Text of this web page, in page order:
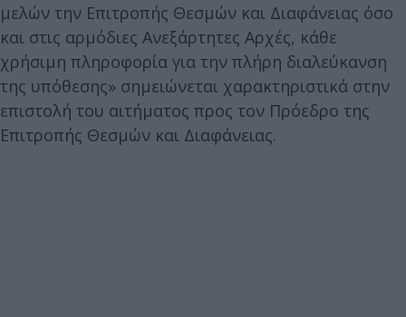
μελών την Επιτροπής Θεσμών και Διαφάνειας όσο
και στις αρμόδιες Ανεξάρτητες Αρχές, κάθε
χρήσιμη πληροφορία για την πλήρη διαλεύκανση
της υπόθεσης» σημειώνεται χαρακτηριστικά στην
επιστολή του αιτήματος προς τον Πρόεδρο της
Επιτροπής Θεσμών και Διαφάνειας.